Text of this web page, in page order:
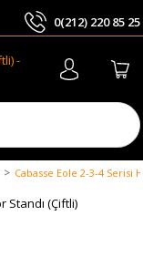
0(212) 220 85 25
Cabasse Eole 2-3-4 Serisi